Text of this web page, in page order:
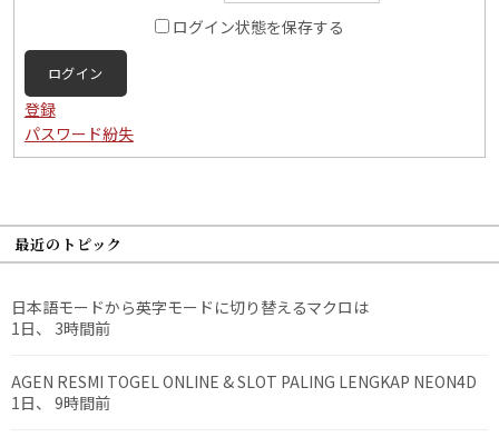
ログイン状態を保存する
ログイン
登録
パスワード紛失
最近のトピック
日本語モードから英字モードに切り替えるマクロは
1日、 3時間前
AGEN RESMI TOGEL ONLINE & SLOT PALING LENGKAP NEON4D
1日、 9時間前